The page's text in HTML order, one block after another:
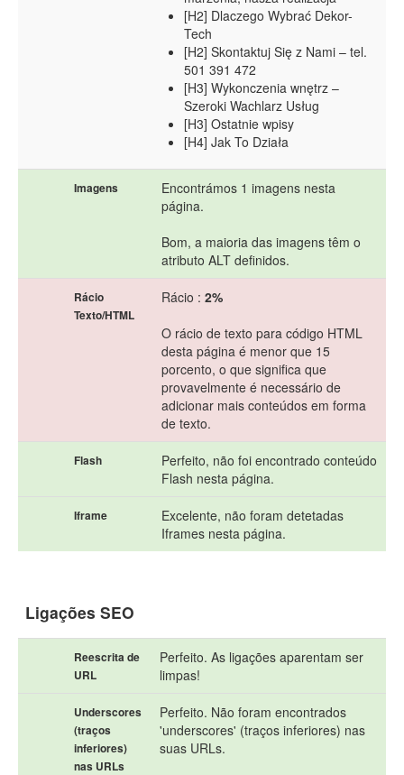
[H2] Dlaczego Wybrać Dekor-
Tech
[H2] Skontaktuj Się z Nami – tel.
501 391 472
[H3] Wykonczenia wnętrz –
Szeroki Wachlarz Usług
[H3] Ostatnie wpisy
[H4] Jak To Działa
Imagens
Encontrámos 1 imagens nesta
página.
Bom, a maioria das imagens têm o
atributo ALT definidos.
Rácio
Texto/HTML
Rácio : 2%
O rácio de texto para código HTML
desta página é menor que 15
porcento, o que significa que
provavelmente é necessário de
adicionar mais conteúdos em forma
de texto.
Flash
Perfeito, não foi encontrado conteúdo
Flash nesta página.
Iframe
Excelente, não foram detetadas
Iframes nesta página.
Ligações SEO
Reescrita de
URL
Perfeito. As ligações aparentam ser
limpas!
Underscores
(traços
inferiores)
nas URLs
Perfeito. Não foram encontrados
'underscores' (traços inferiores) nas
suas URLs.